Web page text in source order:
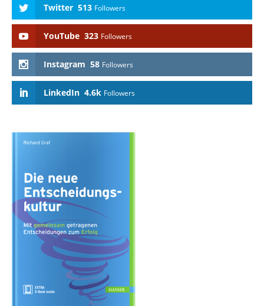
Twitter 513 Followers
YouTube 323 Followers
Instagram 58 Followers
LinkedIn 4.6k Followers